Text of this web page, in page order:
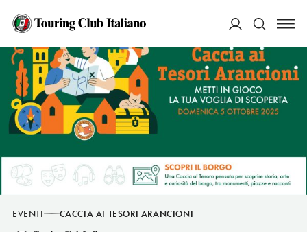
Cerca
EVENTI CACCIA AI TESORI ARANCIONI